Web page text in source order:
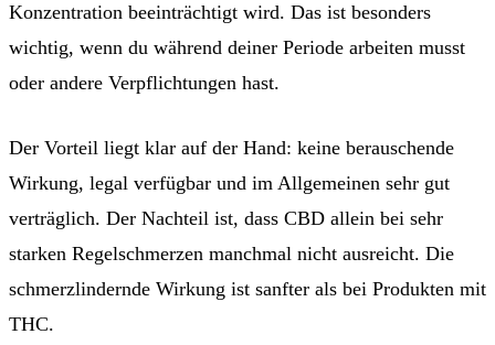
Konzentration beeinträchtigt wird. Das ist besonders
wichtig, wenn du während deiner Periode arbeiten musst
oder andere Verpflichtungen hast.
Der Vorteil liegt klar auf der Hand: keine berauschende
Wirkung, legal verfügbar und im Allgemeinen sehr gut
verträglich. Der Nachteil ist, dass CBD allein bei sehr
starken Regelschmerzen manchmal nicht ausreicht. Die
schmerzlindernde Wirkung ist sanfter als bei Produkten mit
THC.